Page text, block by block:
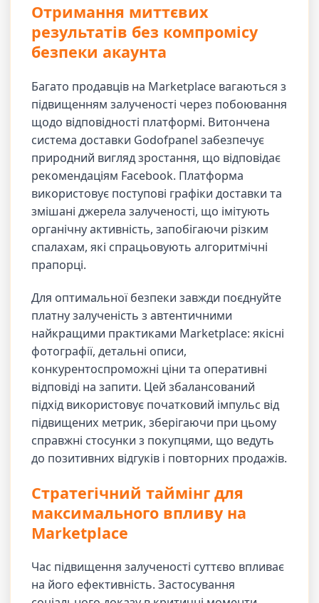
Отримання миттєвих
результатів без компромісу
безпеки акаунта
Багато продавців на Marketplace вагаються з
підвищенням залученості через побоювання
щодо відповідності платформі. Витончена
система доставки Godofpanel забезпечує
природний вигляд зростання, що відповідає
рекомендаціям Facebook. Платформа
використовує поступові графіки доставки та
змішані джерела залученості, що імітують
органічну активність, запобігаючи різким
спалахам, які спрацьовують алгоритмічні
прапорці.
Для оптимальної безпеки завжди поєднуйте
платну залученість з автентичними
найкращими практиками Marketplace: якісні
фотографії, детальні описи,
конкурентоспроможні ціни та оперативні
відповіді на запити. Цей збалансований
підхід використовує початковий імпульс від
підвищених метрик, зберігаючи при цьому
справжні стосунки з покупцями, що ведуть
до позитивних відгуків і повторних продажів.
Стратегічний таймінг для
максимального впливу на
Marketplace
Час підвищення залученості суттєво впливає
на його ефективність. Застосування